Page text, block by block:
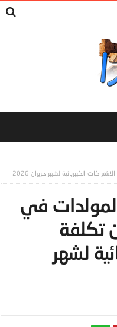
الكهربائية لشهر حزيران 2026
في
تكلفة
لشهر